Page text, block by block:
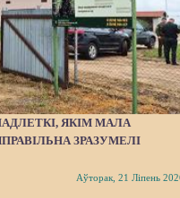
ЯКІМ МАЛА
ЗРАЗУМЕЛІ
Аўторак, 21 Ліпень